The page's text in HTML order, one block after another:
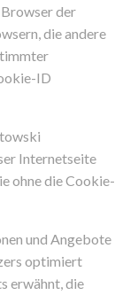
der
die andere
ID
Internetseite
ohne die Cookie-
und Angebote
optimiert
erwähnt, die